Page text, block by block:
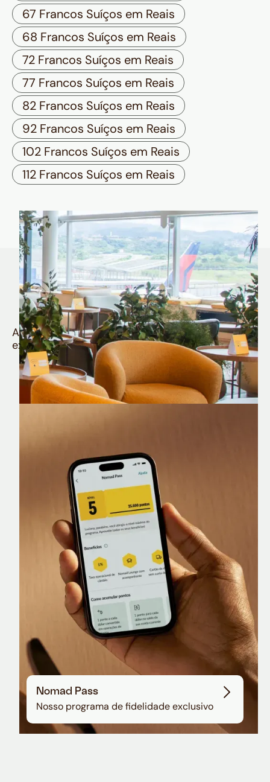
67 Francos Suíços em Reais
68 Francos Suíços em Reais
72 Francos Suíços em Reais
77 Francos Suíços em Reais
82 Francos Suíços em Reais
92 Francos Suíços em Reais
102 Francos Suíços em Reais
112 Francos Suíços em Reais
Quem é Nomad tem
muito mais
Aproveite todos os benefícios e vantagens
exclusivas da sua Conta Internacional
Nomad Lounge
Sala VIP no Aeroporto de Guarulhos
Nomad Pass
Nosso programa de fidelidade exclusivo